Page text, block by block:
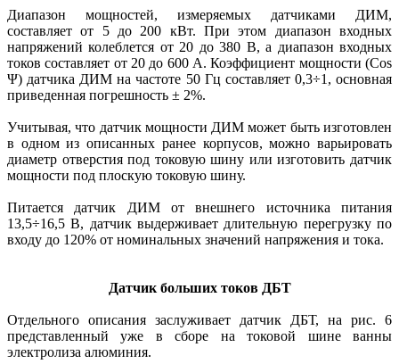
Диапазон мощностей, измеряемых датчиками ДИМ,
составляет от 5 до 200 кВт. При этом диапазон входных
напряжений колеблется от 20 до 380 В, а диапазон входных
токов составляет от 20 до 600 А. Коэффициент мощности (Cos
Ψ) датчика ДИМ на частоте 50 Гц составляет 0,3÷1, основная
приведенная погрешность ± 2%.
Учитывая, что датчик мощности ДИМ может быть изготовлен
в одном из описанных ранее корпусов, можно варьировать
диаметр отверстия под токовую шину или изготовить датчик
мощности под плоскую токовую шину.
Питается датчик ДИМ от внешнего источника питания
13,5÷16,5 В, датчик выдерживает длительную перегрузку по
входу до 120% от номинальных значений напряжения и тока.
Датчик больших токов ДБТ
Отдельного описания заслуживает датчик ДБТ, на рис. 6
представленный уже в сборе на токовой шине ванны
электролиза алюминия.